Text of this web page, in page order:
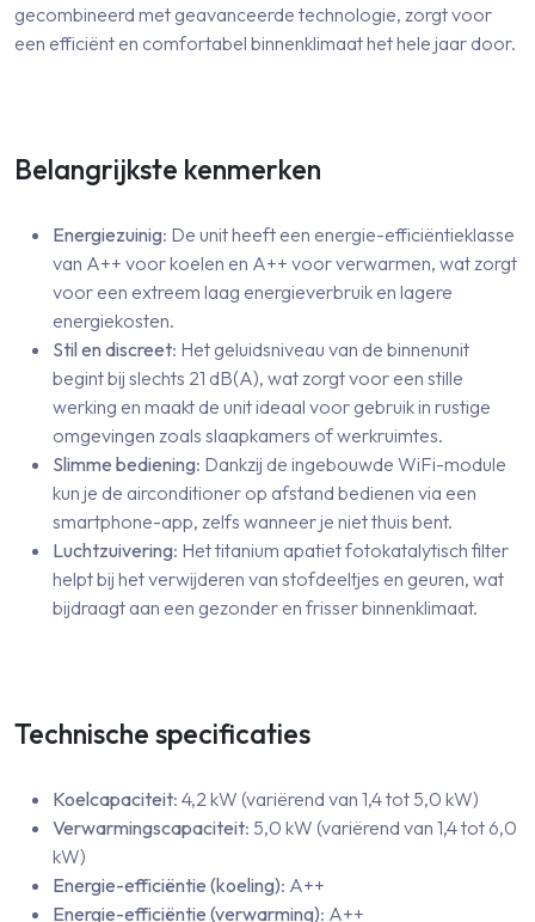
gecombineerd met geavanceerde technologie, zorgt voor
een efficiënt en comfortabel binnenklimaat het hele jaar door.
Belangrijkste kenmerken
Energiezuinig: De unit heeft een energie-efficiëntieklasse
van A++ voor koelen en A++ voor verwarmen, wat zorgt
voor een extreem laag energieverbruik en lagere
energiekosten.
Stil en discreet: Het geluidsniveau van de binnenunit
begint bij slechts 21 dB(A), wat zorgt voor een stille
werking en maakt de unit ideaal voor gebruik in rustige
omgevingen zoals slaapkamers of werkruimtes.
Slimme bediening: Dankzij de ingebouwde WiFi-module
kun je de airconditioner op afstand bedienen via een
smartphone-app, zelfs wanneer je niet thuis bent.
Luchtzuivering: Het titanium apatiet fotokatalytisch filter
helpt bij het verwijderen van stofdeeltjes en geuren, wat
bijdraagt aan een gezonder en frisser binnenklimaat.
Technische specificaties
Koelcapaciteit: 4,2 kW (variërend van 1,4 tot 5,0 kW)
Verwarmingscapaciteit: 5,0 kW (variërend van 1,4 tot 6,0
kW)
Energie-efficiëntie (koeling): A++
Energie-efficiëntie (verwarming): A++